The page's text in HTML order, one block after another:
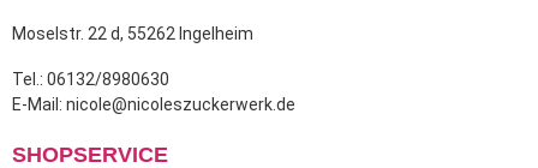
Moselstr. 22 d, 55262 Ingelheim
Tel.: 06132/8980630
E-Mail: nicole@nicoleszuckerwerk.de
SHOPSERVICE